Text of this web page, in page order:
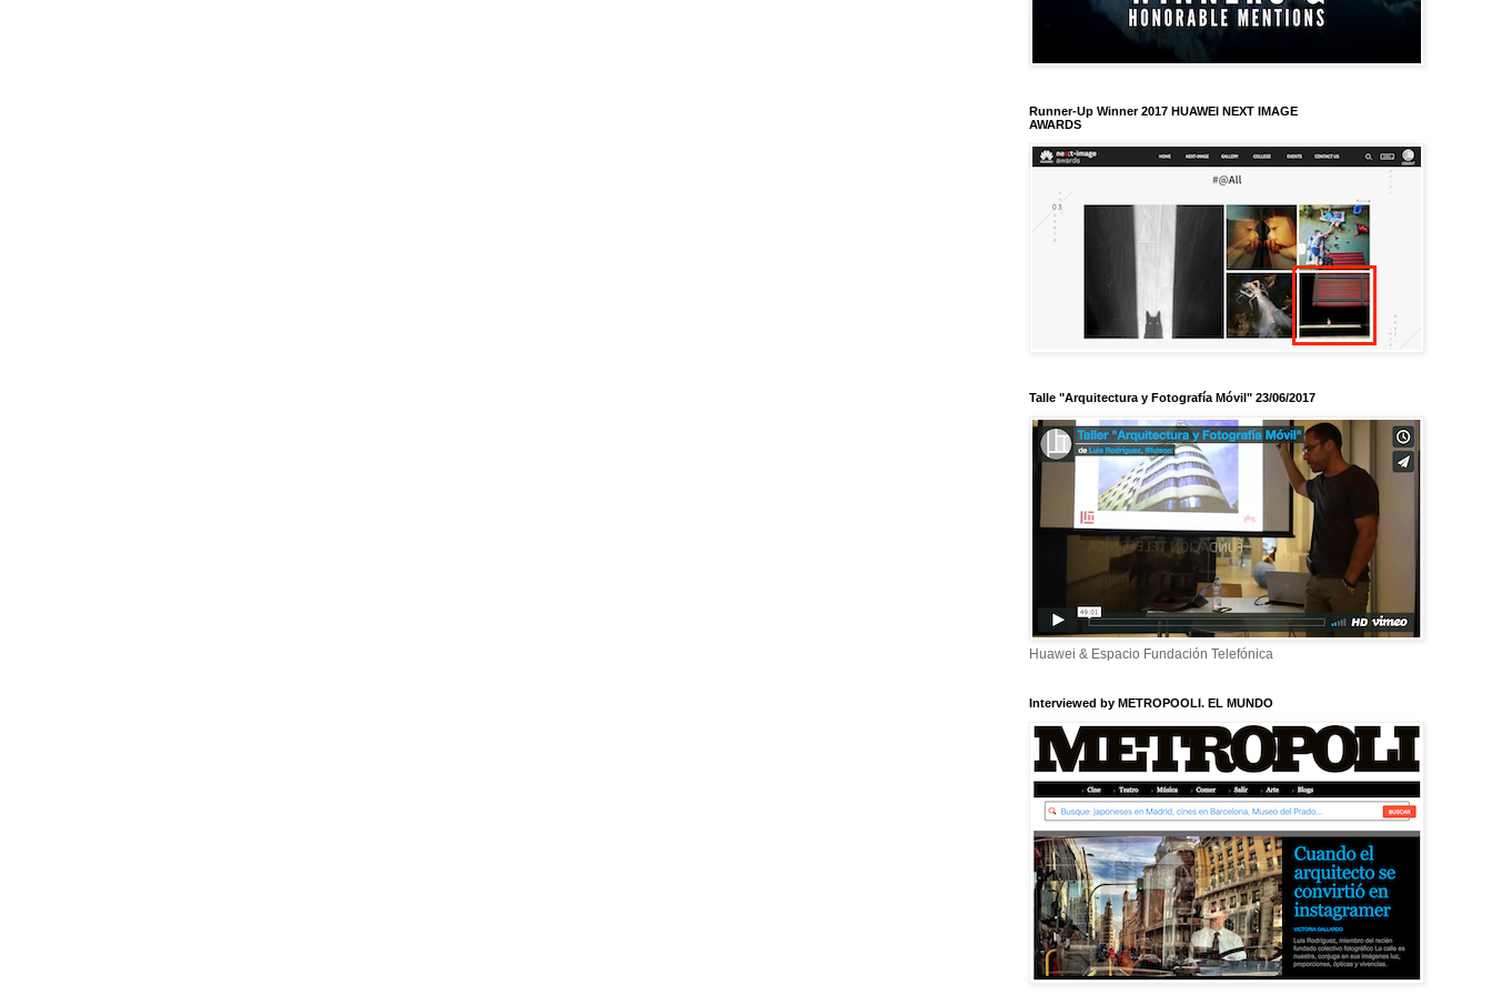
Runner-Up Winner 2017 HUAWEI NEXT IMAGE
AWARDS
Talle "Arquitectura y Fotografía Móvil" 23/06/2017
Huawei & Espacio Fundación Telefónica
Interviewed by METROPOOLI. EL MUNDO